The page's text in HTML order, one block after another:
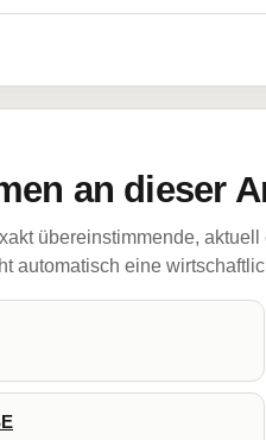
an dieser
übereinstimmende,
automatisch eine